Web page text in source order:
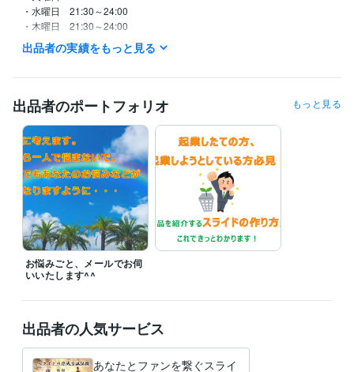
・水曜日　21:30～24:00
・木曜日　21:30～24:00
・金曜日　21:30～24:00
・土曜日　20:00～24:00
という形になります。
メール相談は24時間365日受付をいたしておりますので、
いつでもご連絡ください。
返信は2日以内にお返しいたします。
なお、外出等で急遽対応が出来ない場合は、
お知らせいたします。
可能な限り迅速に対応するよう意識いたしますので、
どうぞよろしくお願いいたします。
受賞歴
ビジネス代行・事務代行 スライド作成のイロハを教えます
経験から心のアドバイスをします
スライド PowerPoint 悩み相談
出品者の実績をもっと見る
出品者のポートフォリオ もっと見る
お悩みごと、メールでお伺
いいたします^^
出品者の人気サービス
あなたとファンを繋ぐスライ